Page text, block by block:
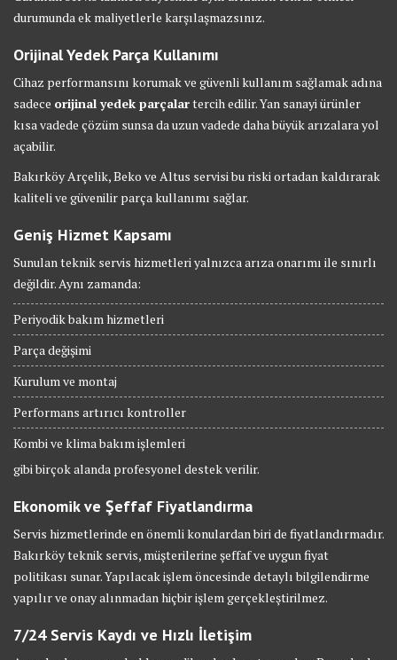
durumunda ek maliyetlerle karşılaşmazsınız.
Orijinal Yedek Parça Kullanımı
Cihaz performansını korumak ve güvenli kullanım sağlamak adına
sadece orijinal yedek parçalartercih edilir. Yan sanayi ürünler
kısa vadede çözüm sunsa da uzun vadede daha büyük arızalara yol
açabilir.
Bakırköy Arçelik, Beko ve Altus servisi bu riski ortadan kaldırarak
kaliteli ve güvenilir parça kullanımı sağlar.
Geniş Hizmet Kapsamı
Sunulan teknik servis hizmetleri yalnızca arıza onarımı ile sınırlı
değildir. Aynı zamanda:
Periyodik bakım hizmetleri
Parça değişimi
Kurulum ve montaj
Performans artırıcı kontroller
Kombi ve klima bakım işlemleri
gibi birçok alanda profesyonel destek verilir.
Ekonomik ve Şeffaf Fiyatlandırma
Servis hizmetlerinde en önemli konulardan biri de fiyatlandırmadır.
Bakırköy teknik servis, müşterilerine şeffaf ve uygun fiyat
politikası sunar. Yapılacak işlem öncesinde detaylı bilgilendirme
yapılır ve onay alınmadan hiçbir işlem gerçekleştirilmez.
7/24 Servis Kaydı ve Hızlı İletişim